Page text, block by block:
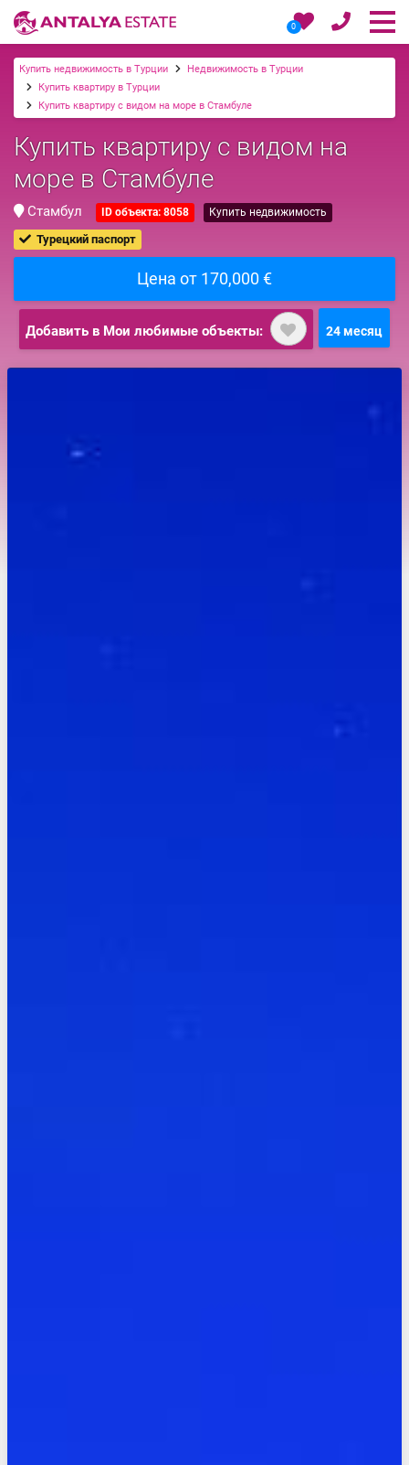
0
Купить недвижимость в Турции
Недвижимость в Турции
Купить квартиру в Турции
Купить квартиру с видом на море в Стамбуле
Купить квартиру с видом на
море в Стамбуле
Стамбул ID объекта: 8058 Купить недвижимость
Турецкий паспорт
Цена от 170,000 €
Добавить в Мои любимые объекты: 24 месяц